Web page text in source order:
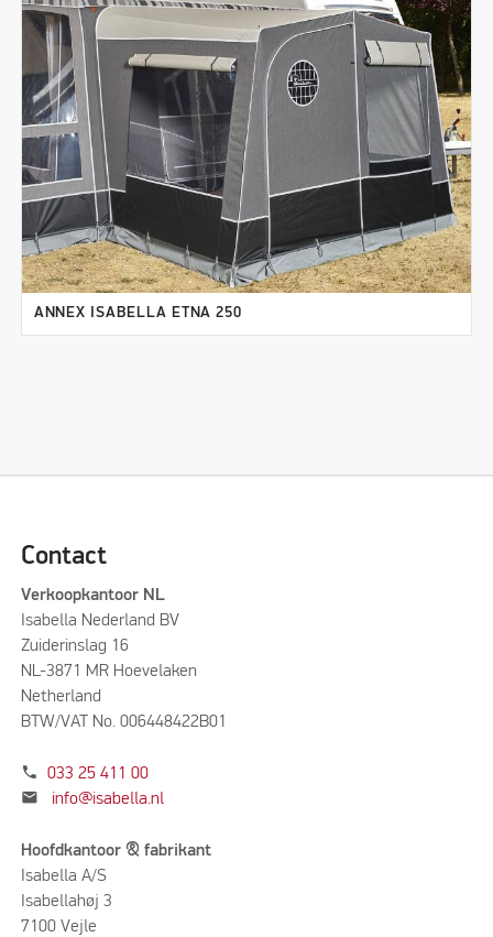
ANNEX ISABELLA ETNA 250
Contact
Verkoopkantoor NL
Isabella Nederland BV
Zuiderinslag 16
NL-3871 MR Hoevelaken
Netherland
BTW/VAT No. 006448422B01
phone 033 25 411 00
mail info@isabella.nl
Hoofdkantoor & fabrikant
Isabella A/S
Isabellahøj 3
7100 Vejle